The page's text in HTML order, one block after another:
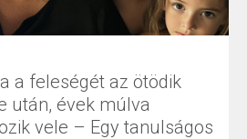
a feleségét az ötödik
után, évek múlva
vele – Egy tanulságos